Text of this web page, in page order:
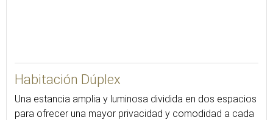
Habitación Dúplex
Una estancia amplia y luminosa dividida en dos espacios
para ofrecer una mayor privacidad y comodidad a cada